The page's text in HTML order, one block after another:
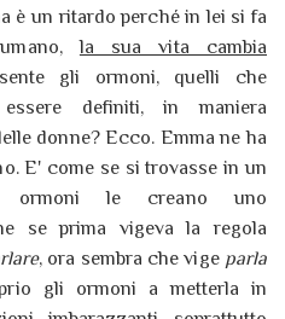
è un ritardo perché in lei si fa
la sua vita cambia
gli ormoni, quelli che
essere definiti, in maniera
donne? Ecco. Emma ne ha
E' come se si trovasse in un
ormoni le creano uno
se prima vigeva la regola
, ora sembra che vige parla
gli ormoni a metterla in